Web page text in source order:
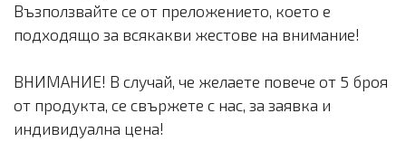
Възползвайте се от преложението, което е
подходящо за всякакви жестове на внимание!
ВНИМАНИЕ! В случай, че желаете повече от 5 броя
от продукта, се свържете с нас, за заявка и
индивидуална цена!